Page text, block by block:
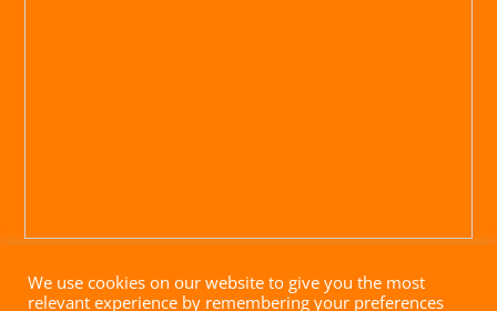
We use cookies on our website to give you the most
relevant experience by remembering your preferences